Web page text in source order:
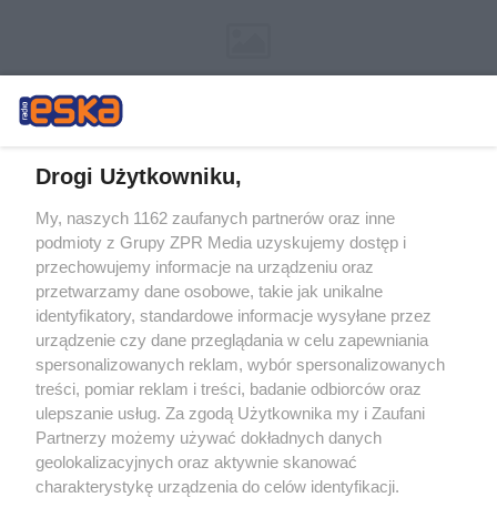
Żaden utwór zamieszczony w serwisie nie może być powielany i
rozpowszechniany lub dalej rozpowszechniany w jakikolwiek sposób (w
tym także elektroniczny lub mechaniczny) na jakimkolwiek polu
eksploatacji w jakiejkolwiek formie, włącznie z umieszczaniem w
Internecie bez pisemnej zgody właściciela praw. Jakiekolwiek użycie lub
wykorzystanie utworów w całości lub w części z naruszeniem prawa,
tzn. bez właściwej zgody, jest zabronione pod groźbą kary i może być
ścigane prawnie.
Drogi Użytkowniku,
My, naszych 1162 zaufanych partnerów oraz inne
podmioty z Grupy ZPR Media uzyskujemy dostęp i
przechowujemy informacje na urządzeniu oraz
przetwarzamy dane osobowe, takie jak unikalne
identyfikatory, standardowe informacje wysyłane przez
urządzenie czy dane przeglądania w celu zapewniania
spersonalizowanych reklam, wybór spersonalizowanych
treści, pomiar reklam i treści, badanie odbiorców oraz
ulepszanie usług. Za zgodą Użytkownika my i Zaufani
Partnerzy możemy używać dokładnych danych
geolokalizacyjnych oraz aktywnie skanować
charakterystykę urządzenia do celów identyfikacji.